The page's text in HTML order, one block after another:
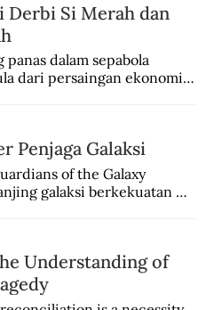
Derbi Si Merah dan
panas dalam sepabola
dari persaingan ekonomi
Penjaga Galaksi
of the Galaxy
galaksi berkekuatan
Soviet.
Understanding of